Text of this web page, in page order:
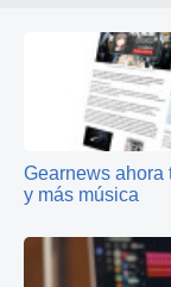
Gearnews ahora
y más música